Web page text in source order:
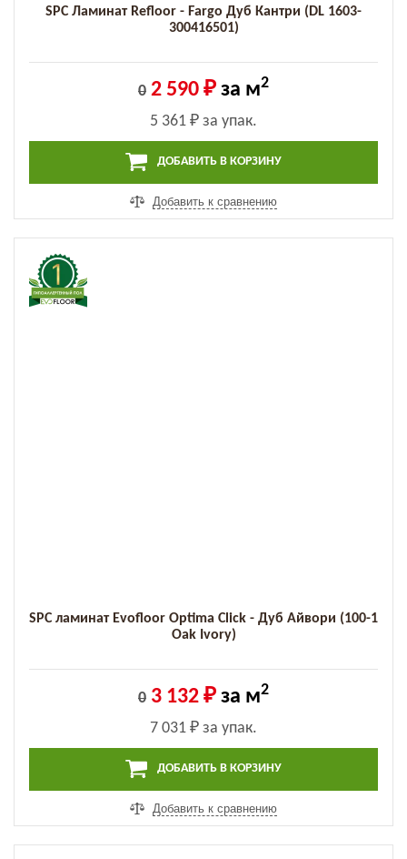
SPC Ламинат Refloor - Fargo Дуб Кантри (DL 1603-
300416501)
0 2 590 ₽ за м2
5 361 ₽ за упак.
ДОБАВИТЬ В КОРЗИНУ
Добавить к сравнению
SPC ламинат Evofloor Optima Click - Дуб Айвори (100-1
Оak Ivory)
0 3 132 ₽ за м2
7 031 ₽ за упак.
ДОБАВИТЬ В КОРЗИНУ
Добавить к сравнению